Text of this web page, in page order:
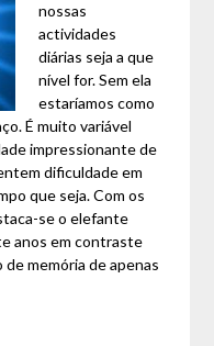
nossas
actividades
diárias seja a que
nível for. Sem ela
estaríamos como
É muito variável
impressionante de
dificuldade em
que seja. Com os
se o elefante
anos em contraste
memória de apenas